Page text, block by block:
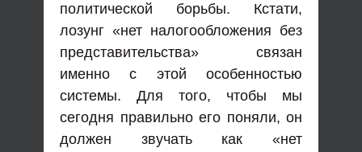
политической борьбы. Кстати,
лозунг «нет налогообложения без
представительства» связан
именно с этой особенностью
системы. Для того, чтобы мы
сегодня правильно его поняли, он
должен звучать как «нет